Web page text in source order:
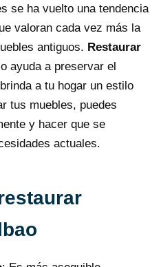
se ha vuelto una tendencia
valoran cada vez más la
antiguos. Restaurar
ayuda a preservar el
a tu hogar un estilo
tus muebles, puedes
y hacer que se
actuales.